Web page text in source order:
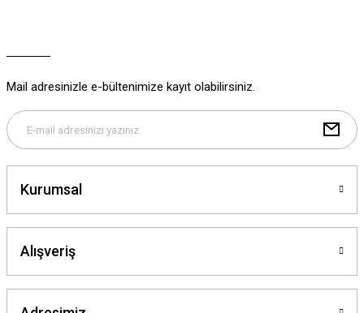
Bu ürüne benzer farklı alternatifler olmalı.
Mail adresinizle e-bültenimize kayıt olabilirsiniz.
Kurumsal
Alışveriş